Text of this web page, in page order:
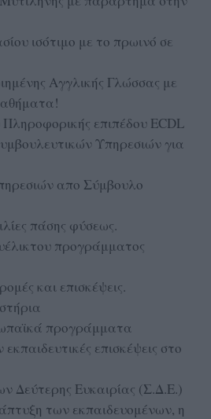
ισότιμο με το πρωινό σε
Αγγλικής Γλώσσας με
επιπέδου ECDL
Υπηρεσιών για
απο Σύμβουλο
πάσης φύσεως.
προγράμματος
και επισκέψεις.
προγράμματα
επισκέψεις στο
Δεύτερης Ευκαιρίας (Σ.Δ.Ε.)
των εκπαιδευομένων, η